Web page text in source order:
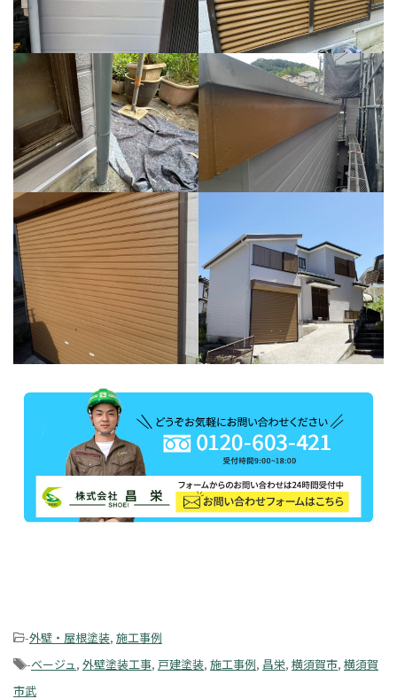
-外壁・屋根塗装, 施工事例
-ベージュ , 外壁塗装工事, 戸建塗装, 施工事例, 昌栄, 横須賀市, 横須賀
市武